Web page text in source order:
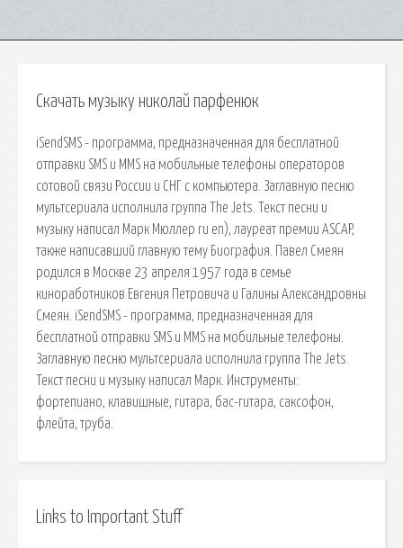
Скачать музыку николай парфенюк
iSendSMS - программа, предназначенная для бесплатной
отправки SMS и MMS на мобильные телефоны операторов
сотовой связи России и СНГ с компьютера. Заглавную песню
мультсериала исполнила группа The Jets. Текст песни и
музыку написал Марк Мюллер ru en), лауреат премии ASCAP,
также написавший главную тему Биография. Павел Смеян
родился в Москве 23 апреля 1957 года в семье
киноработников Евгения Петровича и Галины Александровны
Смеян. iSendSMS - программа, предназначенная для
бесплатной отправки SMS и MMS на мобильные телефоны.
Заглавную песню мультсериала исполнила группа The Jets.
Текст песни и музыку написал Марк. Инструменты:
фортепиано, клавишные, гитара, бас-гитара, саксофон,
флейта, труба.
Links to Important Stuff